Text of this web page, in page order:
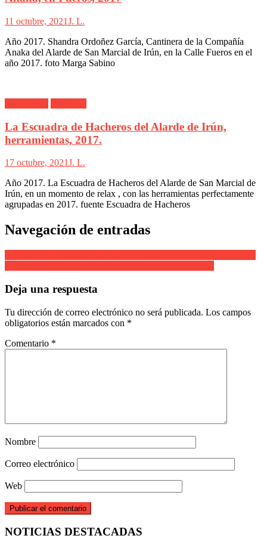
11 octubre, 2021J. L.
Año 2017. Shandra Ordoñez García, Cantinera de la Compañía
Anaka del Alarde de San Marcial de Irún, en la Calle Fueros en el
año 2017. foto Marga Sabino
La Escuadra de Hacheros del Alarde de Irún,
herramientas, 2017.
17 octubre, 2021J. L.
Año 2017. La Escuadra de Hacheros del Alarde de San Marcial de
Irún, en un momento de relax , con las herramientas perfectamente
agrupadas en 2017. fuente Escuadra de Hacheros
Navegación de entradas
Deja una respuesta
Tu dirección de correo electrónico no será publicada. Los campos
obligatorios están marcados con *
Comentario *
Nombre
Correo electrónico
Web
NOTICIAS DESTACADAS